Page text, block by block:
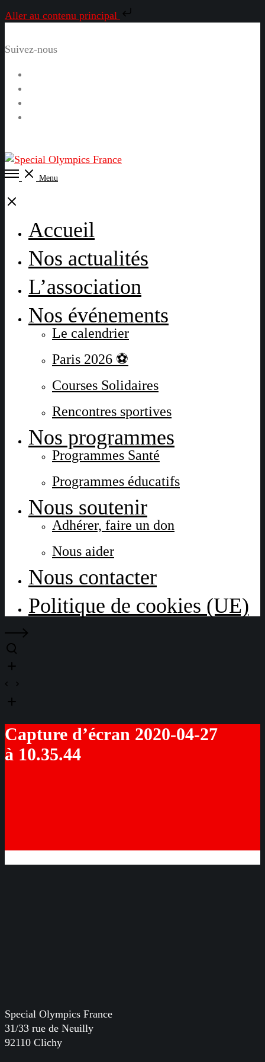
Aller au contenu principal
Suivez-nous
Open
Menu
Close
Accueil
Nos actualités
L’association
Nos événements
Le calendrier
Paris 2026 ⚽
Courses Solidaires
Rencontres sportives
Nos programmes
Programmes Santé
Programmes éducatifs
Nous soutenir
Adhérer, faire un don
Nous aider
Nous contacter
Politique de cookies (UE)
Capture d’écran 2020-04-27
à 10.35.44
Special Olympics France
31/33 rue de Neuilly
92110 Clichy